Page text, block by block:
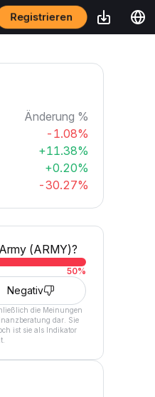
Registrieren
Änderung %
-1.08%
+11.38%
+0.20%
-30.27%
(ARMY)?
50%
Negativ
die Meinungen
dar. Sie
ist sie als Indikator